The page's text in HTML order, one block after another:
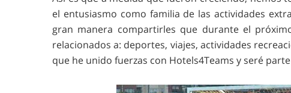
el entusiasmo como familia de las actividades
gran manera compartirles que durante el
relacionados a: deportes, viajes, actividades
que he unido fuerzas con Hotels4Teams y seré